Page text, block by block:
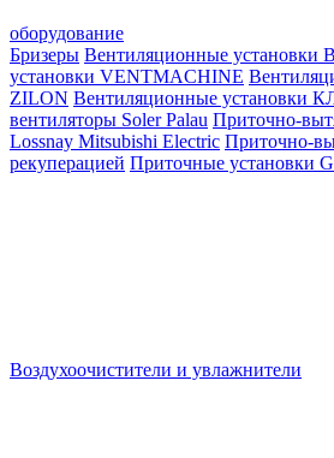
оборудование
Бризеры Вентиляционные установки
установки VENTMACHINE
ZILON Вентиляционные установки
вентиляторы Soler Palau Приточно-
Lossnay Mitsubishi Electric Приточно-
рекуперацией Приточные установки
Воздухоочистители и увлажнители